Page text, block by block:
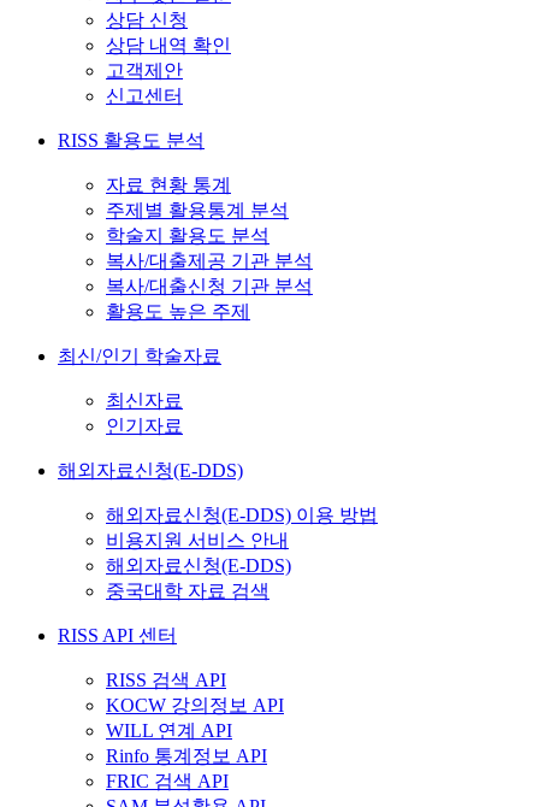
상담 신청
상담 내역 확인
고객제안
신고센터
RISS 활용도 분석
자료 현황 통계
주제별 활용통계 분석
학술지 활용도 분석
복사/대출제공 기관 분석
복사/대출신청 기관 분석
활용도 높은 주제
최신/인기 학술자료
최신자료
인기자료
해외자료신청(E-DDS)
해외자료신청(E-DDS) 이용 방법
비용지원 서비스 안내
해외자료신청(E-DDS)
중국대학 자료 검색
RISS API 센터
RISS 검색 API
KOCW 강의정보 API
WILL 연계 API
Rinfo 통계정보 API
FRIC 검색 API